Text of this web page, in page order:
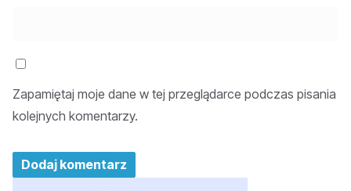
Zapamiętaj moje dane w tej przeglądarce podczas pisania
kolejnych komentarzy.